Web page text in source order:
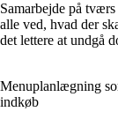
Samarbejde på
alle ved, hvad der
det lettere at undgå
Menuplanlægning
indkøb